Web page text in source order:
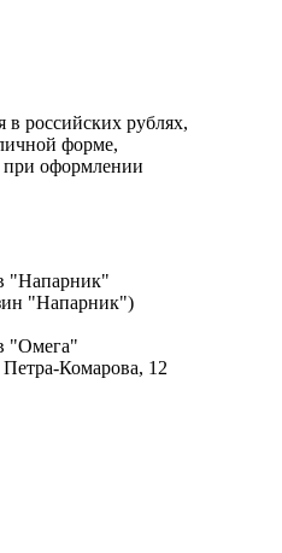
в российских рублях,
форме,
при оформлении
"Напарник"
"Напарник")
"Омега"
Комарова, 12